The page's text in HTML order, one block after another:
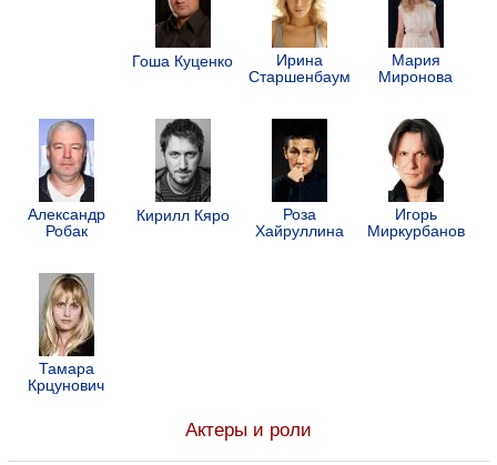
Гоша Куценко
Ирина
Старшенбаум
Мария
Миронова
Александр
Робак
Кирилл Кяро
Роза
Хайруллина
Игорь
Миркурбанов
Тамара
Крцунович
Актеры и роли